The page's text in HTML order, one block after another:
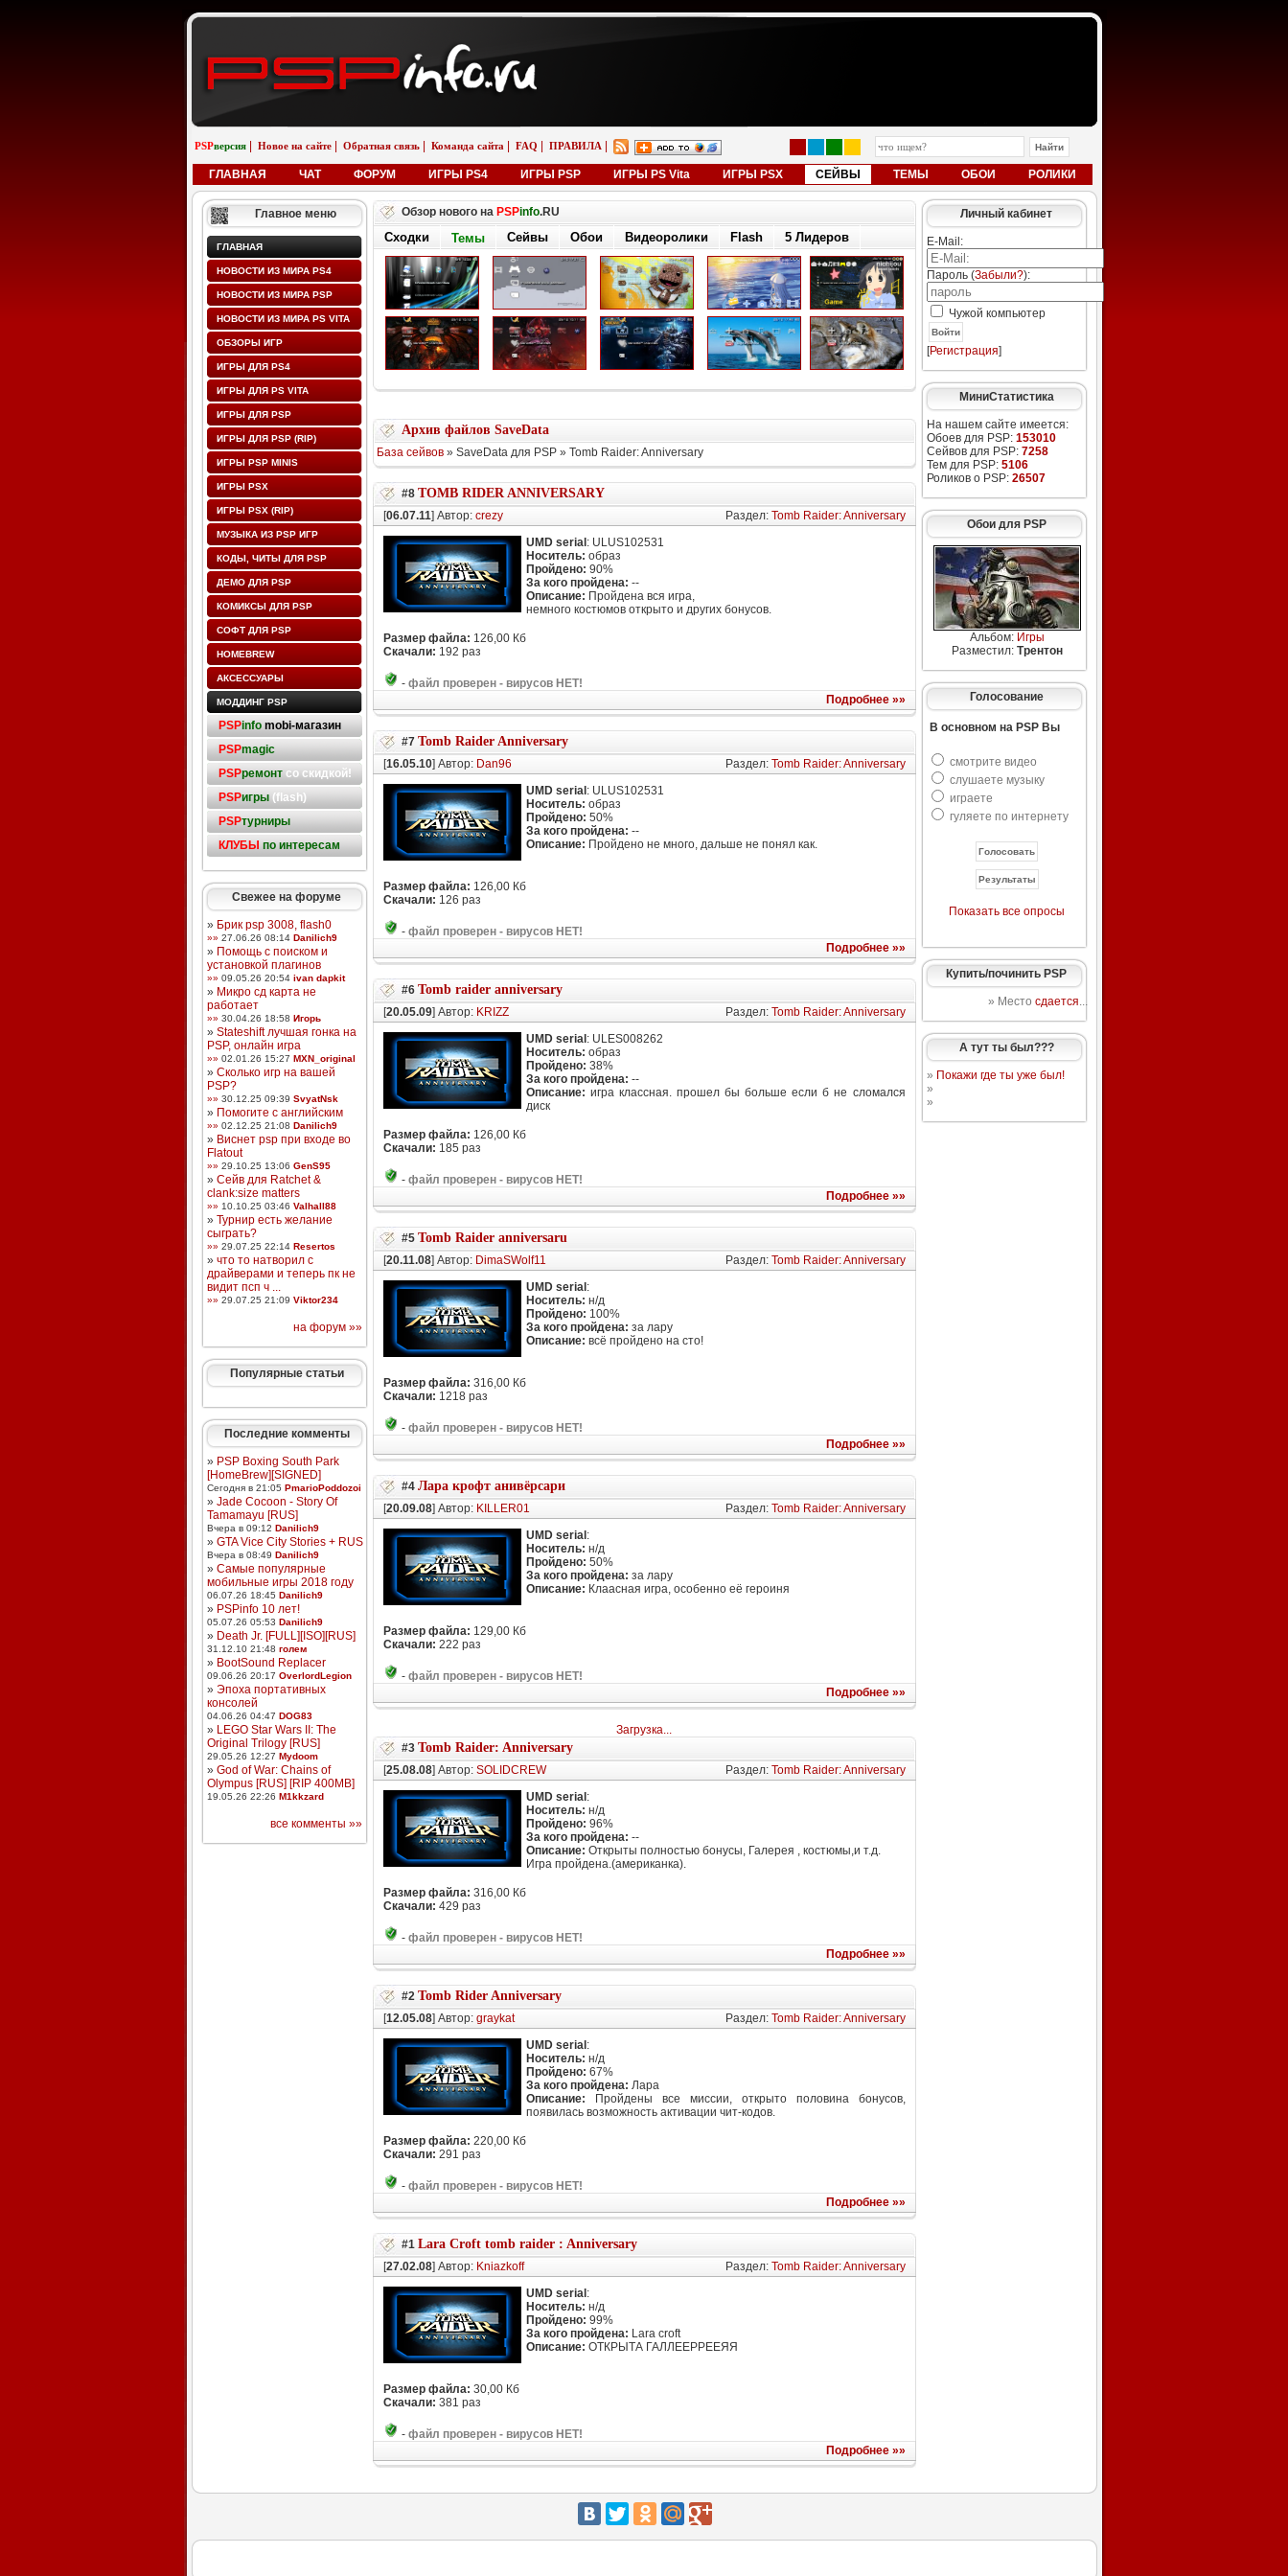
PSPверсия Новое на сайте Обратная связь Команда сайта FAQ ПРАВИЛА
ГЛАВНАЯ ЧАТ ФОРУМ ИГРЫ PS4 ИГРЫ PSP ИГРЫ PS Vita ИГРЫ PSX СЕЙВЫ ТЕМЫ ОБОИ РОЛИКИ
Главное меню
ГЛАВНАЯ
НОВОСТИ ИЗ МИРА PS4
НОВОСТИ ИЗ МИРА PSP
НОВОСТИ ИЗ МИРА PS VITA
ОБЗОРЫ ИГР
ИГРЫ ДЛЯ PS4
ИГРЫ ДЛЯ PS VITA
ИГРЫ ДЛЯ PSP
ИГРЫ ДЛЯ PSP (RIP)
ИГРЫ PSP MINIS
ИГРЫ PSX
ИГРЫ PSX (RIP)
МУЗЫКА ИЗ PSP ИГР
КОДЫ, ЧИТЫ ДЛЯ PSP
ДЕМО ДЛЯ PSP
КОМИКСЫ ДЛЯ PSP
СОФТ ДЛЯ PSP
HOMEBREW
АКСЕССУАРЫ
МОДДИНГ PSP
PSPinfo mobi-магазин
PSPmagic
PSPремонтсо скидкой!
PSPигры(flash)
PSPтурниры
КЛУБЫ по интересам
Свежее на форуме
» Брик psp 3008, flash0
»» 27.06.26 08:14 Danilich9
» Помощь с поиском и
установкой плагинов
»» 09.05.26 20:54 ivan dapkit
» Микро сд карта не
работает
»» 30.04.26 18:58 Игорь
» Stateshift лучшая гонка на
PSP, онлайн игра
»» 02.01.26 15:27 MXN_original
» Сколько игр на вашей
PSP?
»» 30.12.25 09:39 SvyatNsk
» Помогите с английским
»» 02.12.25 21:08 Danilich9
» Виснет psp при входе во
Flatout
»» 29.10.25 13:06 GenS95
» Сейв для Ratchet &
clank:size matters
»» 10.10.25 03:46 Valhall88
» Турнир есть желание
сыграть?
»» 29.07.25 22:14 Resertos
» что то натворил с
драйверами и теперь пк не
видит псп ч ...
»» 29.07.25 21:09 Viktor234
на форум »»
Популярные статьи
Последние комменты
» PSP Boxing South Park
[HomeBrew][SIGNED]
Сегодня в 21:05 PmarioPoddozoi
» Jade Cocoon - Story Of
Tamamayu [RUS]
Вчера в 09:12 Danilich9
» GTA Vice City Stories + RUS
Вчера в 08:49 Danilich9
» Самые популярные
мобильные игры 2018 году
06.07.26 18:45 Danilich9
» PSPinfo 10 лет!
05.07.26 05:53 Danilich9
» Death Jr. [FULL][ISO][RUS]
31.12.10 21:48 голем
» BootSound Replacer
09.06.26 20:17 OverlordLegion
» Эпоха портативных
консолей
04.06.26 04:47 DOG83
» LEGO Star Wars II: The
Original Trilogy [RUS]
29.05.26 12:27 Mydoom
» God of War: Chains of
Olympus [RUS] [RIP 400MB]
19.05.26 22:26 M1kkzard
все комменты »»
Обзор нового на PSPinfo.RU
Сходки Темы Сейвы Обои Видеоролики Flash 5 Лидеров
Архив файлов SaveData
База сейвов» SaveData для PSP » Tomb Raider: Anniversary
#8 TOMB RIDER ANNIVERSARY
[06.07.11] Автор: crezy Раздел: Tomb Raider: Anniversary
UMD serial : ULUS102531
Носитель: образ
Пройдено: 90%
За кого пройдена: --
Описание: Пройдена вся игра,
немного костюмов открыто и других бонусов.
Размер файла: 126,00 Кб
Скачали: 192 раз
- файл проверен - вирусов НЕТ!
Подробнее »»
#7 Tomb Raider Anniversary
[16.05.10] Автор: Dan96 Раздел: Tomb Raider: Anniversary
UMD serial : ULUS102531
Носитель: образ
Пройдено: 50%
За кого пройдена: --
Описание: Пройдено не много, дальше не понял как.
Размер файла: 126,00 Кб
Скачали: 126 раз
- файл проверен - вирусов НЕТ!
Подробнее »»
#6 Tomb raider anniversary
[20.05.09] Автор: KRIZZ Раздел: Tomb Raider: Anniversary
UMD serial : ULES008262
Носитель: образ
Пройдено: 38%
За кого пройдена: --
Описание: игра классная. прошел бы больше если б не сломался
диск
Размер файла: 126,00 Кб
Скачали: 185 раз
- файл проверен - вирусов НЕТ!
Подробнее »»
#5 Tomb Raider anniversaru
[20.11.08] Автор: DimaSWolf11 Раздел: Tomb Raider: Anniversary
UMD serial :
Носитель: н/д
Пройдено: 100%
За кого пройдена: за лару
Описание: всё пройдено на сто!
Размер файла: 316,00 Кб
Скачали: 1218 раз
- файл проверен - вирусов НЕТ!
Подробнее »»
#4 Лара крофт анивёрсари
[20.09.08] Автор: KILLER01 Раздел: Tomb Raider: Anniversary
UMD serial :
Носитель: н/д
Пройдено: 50%
За кого пройдена: за лару
Описание: Клаасная игра, особенно её героиня
Размер файла: 129,00 Кб
Скачали: 222 раз
- файл проверен - вирусов НЕТ!
Подробнее »»
Загрузка...
#3 Tomb Raider: Anniversary
[25.08.08] Автор: SOLIDCREW Раздел: Tomb Raider: Anniversary
UMD serial :
Носитель: н/д
Пройдено: 96%
За кого пройдена: --
Описание: Открыты полностью бонусы, Галерея , костюмы,и т.д.
Игра пройдена.(американка).
Размер файла: 316,00 Кб
Скачали: 429 раз
- файл проверен - вирусов НЕТ!
Подробнее »»
#2 Tomb Rider Anniversary
[12.05.08] Автор: graykat Раздел: Tomb Raider: Anniversary
UMD serial :
Носитель: н/д
Пройдено: 67%
За кого пройдена: Лара
Описание: Пройдены все миссии, открыто половина бонусов,
появилась возможность активации чит-кодов.
Размер файла: 220,00 Кб
Скачали: 291 раз
- файл проверен - вирусов НЕТ!
Подробнее »»
#1 Lara Croft tomb raider : Anniversary
[27.02.08] Автор: Kniazkoff Раздел: Tomb Raider: Anniversary
UMD serial :
Носитель: н/д
Пройдено: 99%
За кого пройдена: Lara croft
Описание: ОТКРЫТА ГАЛЛЕЕРРЕЕЯЯ
Размер файла: 30,00 Кб
Скачали: 381 раз
- файл проверен - вирусов НЕТ!
Подробнее »»
Личный кабинет
E-Mail:
Пароль (Забыли?):
Чужой компьютер
Войти
[Регистрация]
МиниСтатистика
На нашем сайте имеется:
Обоев для PSP: 153010
Сейвов для PSP: 7258
Тем для PSP: 5106
Роликов о PSP: 26507
Обои для PSP
Альбом: Игры
Разместил: Трентон
Голосование
В основном на PSP Вы
смотрите видео
слушаете музыку
играете
гуляете по интернету
Показать все опросы
Купить/починить PSP
» Место сдается...
А тут ты был???
» Покажи где ты уже был!
»
»